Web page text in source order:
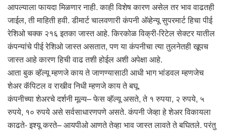
आपल्याला फायदा मिळणार नाही. काही विशेष कारण असेल तर भाव वाढतही
जाईल, ती माहिती हवी. डीमार्ट चालवणारी कंपनी अ‍ॅव्हेन्यू सुपरमार्ट हिचा पीई
रेशिओ चक्क २१६ इतका जास्त आहे. किरकोळ विक्री-रिटेल सेक्टर यातील
कंपन्यांचे पीई रेशिओ जास्त असतात, पण या कंपनीचा त्या तुलनेतही खूपच
जास्त आहे कारण हिची वाढ तशी होईल अशी अपेक्षा आहे.
आता बुक व्हॅल्यू म्हणजे काय ते जाणण्यासाठी आधी भाग भांडवल म्हणजेच
शेअर कॅपिटल व राखीव निधी म्हणजे काय ते बघू.
कंपनीच्या शेअरचे दर्शनी मूल्य– फेस व्हॅल्यू असते, ते १ रुपया, २ रुपये, ५
रुपये, १० रुपये असे सर्वसाधारणपणे असते. कंपनी जेव्हा हे शेअर विकायला
काढते- इश्यू करते– आयपीओ आणते तेव्हा भाव जास्त लावते ते बघितले. परंतु